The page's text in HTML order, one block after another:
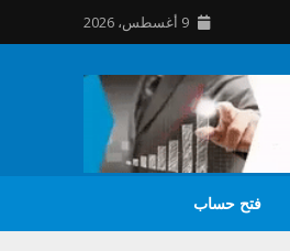
9 أغسطس، 2026
فتح حساب